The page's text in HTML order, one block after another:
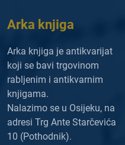
Arka knjiga
Arka knjiga je antikvarijat
koji se bavi trgovinom
rabljenim i antikvarnim
knjigama.
Nalazimo se u Osijeku, na
adresi Trg Ante Starčevića
10 (Pothodnik).